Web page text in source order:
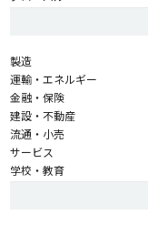
製造
運輸・エネルギー
金融・保険
建設・不動産
流通・小売
サービス
学校・教育